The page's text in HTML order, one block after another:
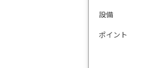
設備
ポイント